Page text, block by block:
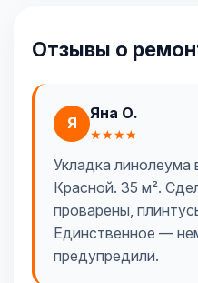
Отзывы о
Я
Яна О.
★★★★
Укладка линолеума
Красной. 35 м².
проварены,
Единственное —
предупредили.